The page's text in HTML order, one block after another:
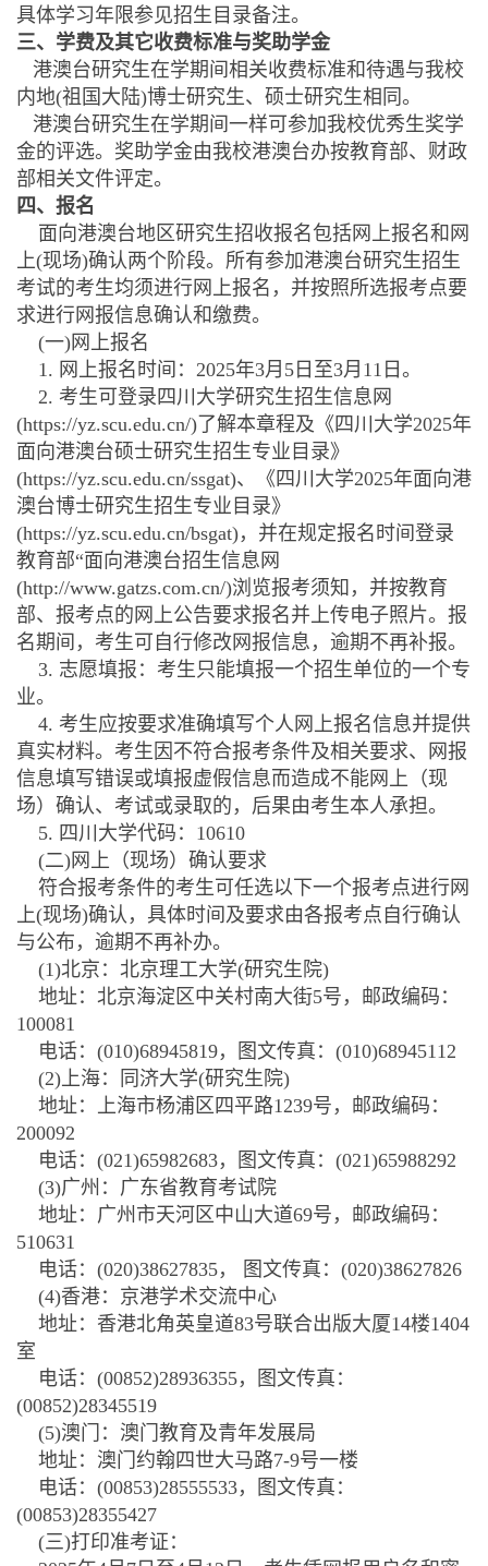
具体学习年限参见招生目录备注。
三、学费及其它收费标准与奖助学金
港澳台研究生在学期间相关收费标准和待遇与我校
内地(祖国大陆)博士研究生、硕士研究生相同。
港澳台研究生在学期间一样可参加我校优秀生奖学
金的评选。奖助学金由我校港澳台办按教育部、财政
部相关文件评定。
四、报名
面向港澳台地区研究生招收报名包括网上报名和网
上(现场)确认两个阶段。所有参加港澳台研究生招生
考试的考生均须进行网上报名，并按照所选报考点要
求进行网报信息确认和缴费。
(一)网上报名
1. 网上报名时间：2025年3月5日至3月11日。
2. 考生可登录四川大学研究生招生信息网
(https://yz.scu.edu.cn/)了解本章程及《四川大学2025年
面向港澳台硕士研究生招生专业目录》
(https://yz.scu.edu.cn/ssgat)、《四川大学2025年面向港
澳台博士研究生招生专业目录》
(https://yz.scu.edu.cn/bsgat)，并在规定报名时间登录
教育部“面向港澳台招生信息网
(http://www.gatzs.com.cn/)浏览报考须知，并按教育
部、报考点的网上公告要求报名并上传电子照片。报
名期间，考生可自行修改网报信息，逾期不再补报。
3. 志愿填报：考生只能填报一个招生单位的一个专
业。
4. 考生应按要求准确填写个人网上报名信息并提供
真实材料。考生因不符合报考条件及相关要求、网报
信息填写错误或填报虚假信息而造成不能网上（现
场）确认、考试或录取的，后果由考生本人承担。
5. 四川大学代码：10610
(二)网上（现场）确认要求
符合报考条件的考生可任选以下一个报考点进行网
上(现场)确认，具体时间及要求由各报考点自行确认
与公布，逾期不再补办。
(1)北京：北京理工大学(研究生院)
地址：北京海淀区中关村南大街5号，邮政编码：
100081
电话：(010)68945819，图文传真：(010)68945112
(2)上海：同济大学(研究生院)
地址：上海市杨浦区四平路1239号，邮政编码：
200092
电话：(021)65982683，图文传真：(021)65988292
(3)广州：广东省教育考试院
地址：广州市天河区中山大道69号，邮政编码：
510631
电话：(020)38627835， 图文传真：(020)38627826
(4)香港：京港学术交流中心
地址：香港北角英皇道83号联合出版大厦14楼1404
室
电话：(00852)28936355，图文传真：
(00852)28345519
(5)澳门：澳门教育及青年发展局
地址：澳门约翰四世大马路7-9号一楼
电话：(00853)28555533，图文传真：
(00853)28355427
(三)打印准考证：